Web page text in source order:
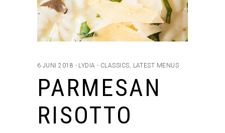
6 JUNI 2018 LYDIA CLASSICS, LATEST MENUS
PARMESAN
RISOTTO